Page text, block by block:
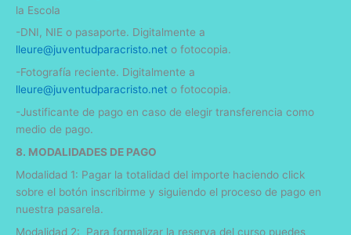
la Escola
-DNI, NIE o pasaporte. Digitalmente a
lleure@juventudparacristo.net o fotocopia.
-Fotografía reciente. Digitalmente a
lleure@juventudparacristo.net o fotocopia.
-Justificante de pago en caso de elegir transferencia como
medio de pago.
8. MODALIDADES DE PAGO
Modalidad 1: Pagar la totalidad del importe haciendo click
sobre el botón inscribirme y siguiendo el proceso de pago en
nuestra pasarela.
Modalidad 2: Para formalizar la reserva del curso puedes